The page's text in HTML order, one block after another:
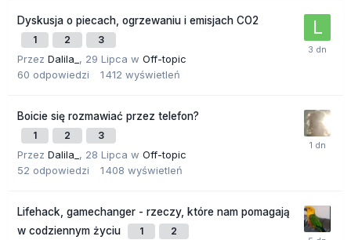
Dyskusja o piecach, ogrzewaniu i emisjach CO2
1 2 3
Przez Dalila_ , 29 Lipca w Off-topic
60 odpowiedzi 1 412 wyświetleń
Boicie się rozmawiać przez telefon?
1 2 3
Przez Dalila_ , 28 Lipca w Off-topic
52 odpowiedzi 1 408 wyświetleń
Lifehack, gamechanger - rzeczy, które nam pomagają
w codziennym życiu
1 2